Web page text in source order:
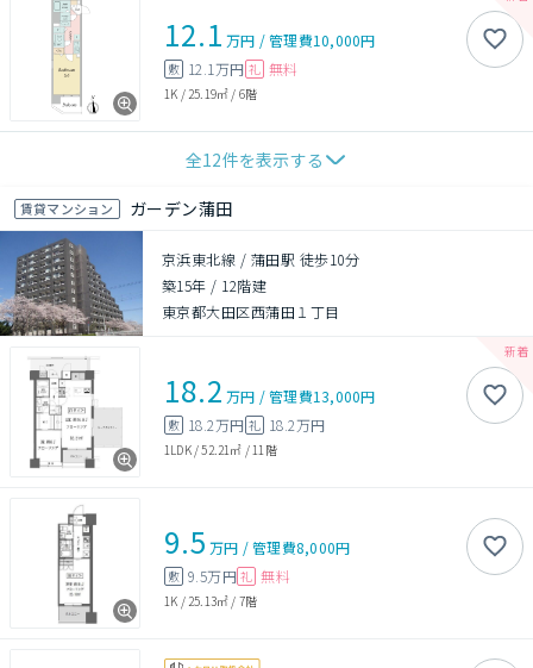
12.1 万円 /管理費10,000円
敷 12.1万円 礼 無料
1K / 25.19㎡ / 6階
全12件を表示する
賃貸マンション ガーデン蒲田
京浜東北線 / 蒲田駅 徒歩10分
築15年 / 12階建
東京都大田区西蒲田１丁目
18.2 万円 /管理費13,000円
敷 18.2万円 礼 18.2万円
1LDK/52.21㎡ / 11階
9.5 万円 /管理費8,000円
敷 9.5万円 礼 無料
1K / 25.13㎡ / 7階